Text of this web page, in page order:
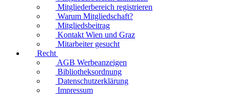
Mitgliederbereich registrieren
Warum Mitgliedschaft?
Mitgliedsbeitrag
Kontakt Wien und Graz
Mitarbeiter gesucht
Recht
AGB Werbeanzeigen
Bibliotheksordnung
Datenschutzerklärung
Impressum